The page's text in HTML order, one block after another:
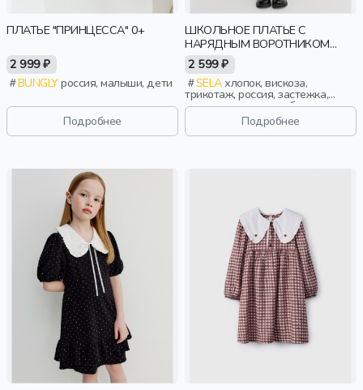
ПЛАТЬЕ "ПРИНЦЕССА" 0+
2 999 ₽
BUNGLYроссия, малыши, дети
Подробнее
ШКОЛЬНОЕ ПЛАТЬЕ С
НАРЯДНЫМ ВОРОТНИКОМ
ДЛЯ ДЕВОЧЕК
2 599 ₽
SELAхлопок, вискоза,
трикотаж, россия, застежка,
школа, манжета, свободные,
вышивка, воротник, съемный
воротник, клеш, эластичные,
девочки, дети
Подробнее